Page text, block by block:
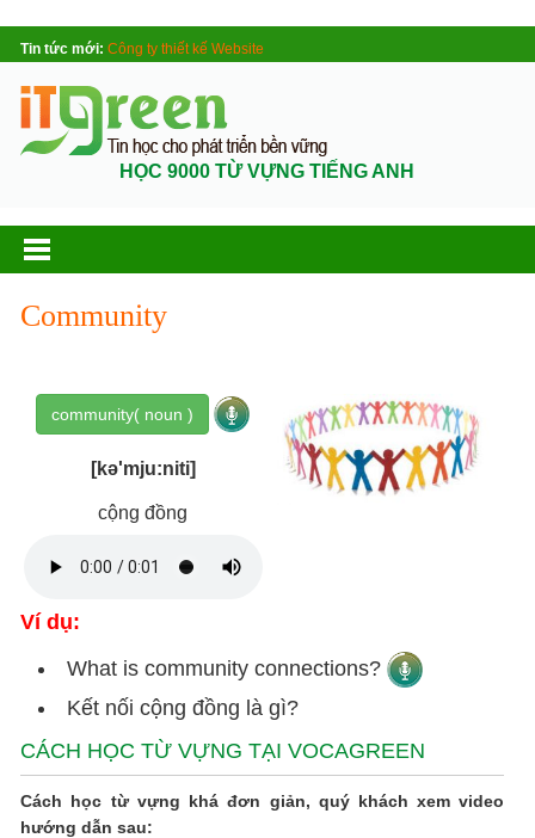
Tin tức mới: Công ty thiết kế Website
HỌC 9000 TỪ VỰNG TIẾNG ANH
Community
community( noun )
[kə'mju:niti]
cộng đồng
Ví dụ:
What is community connections?
Kết nối cộng đồng là gì?
CÁCH HỌC TỪ VỰNG TẠI VOCAGREEN
Cách học từ vựng khá đơn giản, quý khách xem video
hướng dẫn sau: